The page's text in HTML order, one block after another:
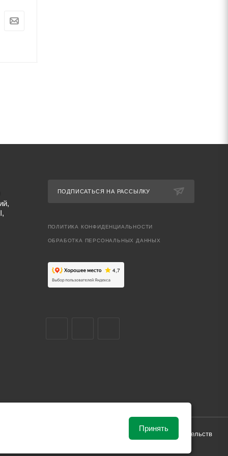
ПОДПИСАТЬСЯ НА РАССЫЛКУ
ПОЛИТИКА КОНФИДЕНЦИАЛЬНОСТИ
ОБРАБОТКА ПЕРСОНАЛЬНЫХ ДАННЫХ
от рыночной ситуации и не влекут за собой обязательств
Принять